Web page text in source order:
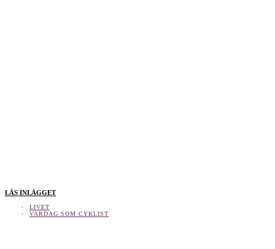
LÄS INLÄGGET
LIVET
VARDAG SOM CYKLIST